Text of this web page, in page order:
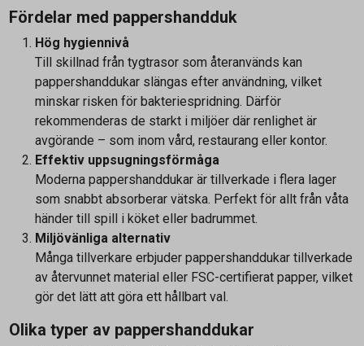
Fördelar med pappershandduk
Hög hygiennivå
Till skillnad från tygtrasor som återanvänds kan
pappershanddukar slängas efter användning, vilket
minskar risken för bakteriespridning. Därför
rekommenderas de starkt i miljöer där renlighet är
avgörande – som inom vård, restaurang eller kontor.
Effektiv uppsugningsförmåga
Moderna pappershanddukar är tillverkade i flera lager
som snabbt absorberar vätska. Perfekt för allt från våta
händer till spill i köket eller badrummet.
Miljövänliga alternativ
Många tillverkare erbjuder pappershanddukar tillverkade
av återvunnet material eller FSC-certifierat papper, vilket
gör det lätt att göra ett hållbart val.
Olika typer av pappershanddukar